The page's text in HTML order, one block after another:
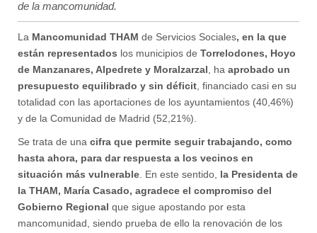
de la mancomunidad.
La Mancomunidad THAM de Servicios Sociales, en la que
están representados los municipios de Torrelodones, Hoyo
de Manzanares, Alpedrete y Moralzarzal , ha aprobado un
presupuesto equilibrado y sin déficit financiado casi en su
totalidad con las aportaciones de los ayuntamientos (40,46%)
y de la Comunidad de Madrid (52,21%).
Se trata de una cifra que permite seguir trabajando, como
hasta ahora, para dar respuesta a los vecinos en
situación más vulnerable . En este sentido, la Presidenta de
la THAM, María Casado, agradece el compromiso del
Gobierno Regional que sigue apostando por esta
mancomunidad, siendo prueba de ello la renovación de los